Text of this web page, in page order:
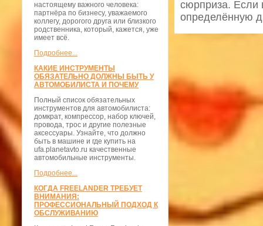
настоящему важного человека:
партнёра по бизнесу, уважаемого
коллегу, дорогого друга или близкого
родственника, который, кажется, уже
имеет всё.
Подробнее...
КАКИЕ ИНСТРУМЕНТЫ
ОБЯЗАТЕЛЬНО ДОЛЖНЫ БЫТЬ У
АВТОМОБИЛИСТА И ПОЧЕМУ
Полный список обязательных
инструментов для автомобилиста:
домкрат, компрессор, набор ключей,
провода, трос и другие полезные
аксессуары. Узнайте, что должно
быть в машине и где купить на
ufa.planetavto.ru качественные
автомобильные инструменты.
Подробнее...
КОГДА FREELANDER ТРЕБУЕТ
ВНИМАНИЯ:
ПРОФЕССИОНАЛЬНЫЙ ПОДХОД К
ОБСЛУЖИВАНИЮ
сюрприза. Если
определённую